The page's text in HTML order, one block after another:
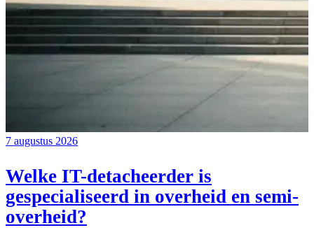
7 augustus 2026
Welke IT-detacheerder is
gespecialiseerd in overheid en semi-
overheid?